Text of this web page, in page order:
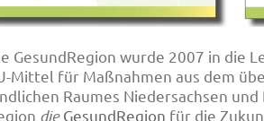
GesundRegion wurde 2007 in die
Mittel für Maßnahmen aus dem
Raumes Niedersachsen
dieGesundRegion für die